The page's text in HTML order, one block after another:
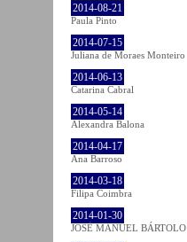
2014-08-21
Paula Pinto
2014-07-15
Juliana de Moraes Monteiro
2014-06-13
Catarina Cabral
2014-05-14
Alexandra Balona
2014-04-17
Ana Barroso
2014-03-18
Filipa Coimbra
2014-01-30
JOSÉ MANUEL BÁRTOLO